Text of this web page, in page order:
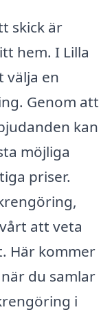
skick är
hem. I Lilla
välja en
Genom att
kan
möjliga
priser.
att veta
Här kommer
du samlar
i